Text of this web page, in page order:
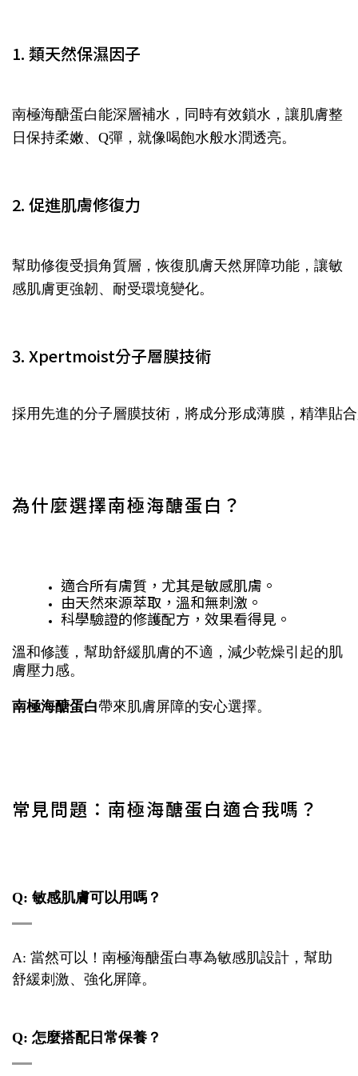
1. 類天然保濕因子
南極海醣蛋白能深層補水，同時有效鎖水，讓肌膚整
日保持柔嫩、Q彈，就像喝飽水般水潤透亮。
2. 促進肌膚修復力
幫助修復受損角質層，恢復肌膚天然屏障功能，讓敏
感肌膚更強韌、耐受環境變化。
3. Xpertmoist分子層膜技術
採用先進的分子層膜技術，將成分形成薄膜，精準貼
為什麼選擇南極海醣蛋白？
適合所有膚質，尤其是敏感肌膚。
由天然來源萃取，溫和無刺激。
科學驗證的修護配方，效果看得見。
溫和修護，幫助舒緩肌膚的不適，減少乾燥引起的肌
膚壓力感。
南極海醣蛋白帶來肌膚屏障的安心選擇。
常見問題：南極海醣蛋白適合我嗎？
Q: 敏感肌膚可以用嗎？
A: 當然可以！南極海醣蛋白專為敏感肌設計，幫助
舒緩刺激、強化屏障。
Q: 怎麼搭配日常保養？